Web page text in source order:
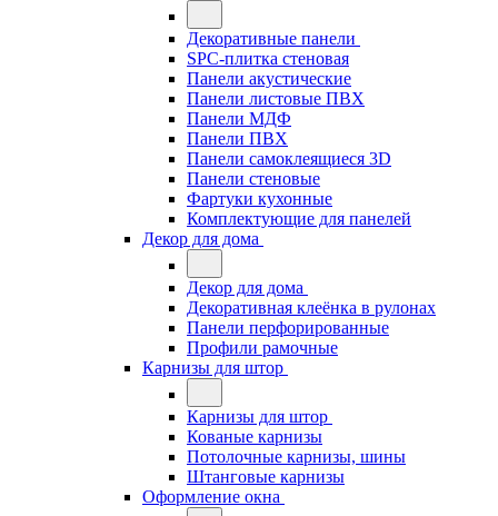
Декоративные панели
SPC-плитка стеновая
Панели акустические
Панели листовые ПВХ
Панели МДФ
Панели ПВХ
Панели самоклеящиеся 3D
Панели стеновые
Фартуки кухонные
Комплектующие для панелей
Декор для дома
Декор для дома
Декоративная клеёнка в рулонах
Панели перфорированные
Профили рамочные
Карнизы для штор
Карнизы для штор
Кованые карнизы
Потолочные карнизы, шины
Штанговые карнизы
Оформление окна